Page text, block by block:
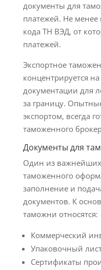
документы для
платежей. Не
кода ТН ВЭД, от
платежей.
Экспортное
концентрируется
документации для
за границу.
экспортом, всегда
таможенного
Документы для
Один из важнейших
таможенного
заполнение и
документов. К
таможни относятся:
Коммерческий
Упаковочный
Сертификаты